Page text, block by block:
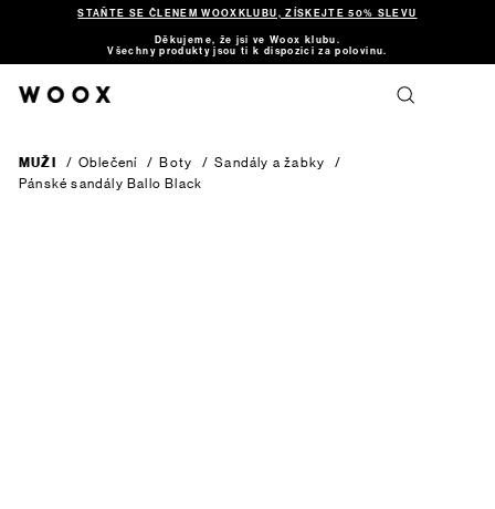
STAŇTE SE ČLENEM WOOXKLUBU, ZÍSKEJTE 50% SLEVU
Děkujeme, že jsi ve Woox klubu.
Všechny produkty jsou ti k dispozici za polovinu.
MUŽI / Oblečení / Boty / Sandály a žabky
/
Pánské sandály Ballo Black